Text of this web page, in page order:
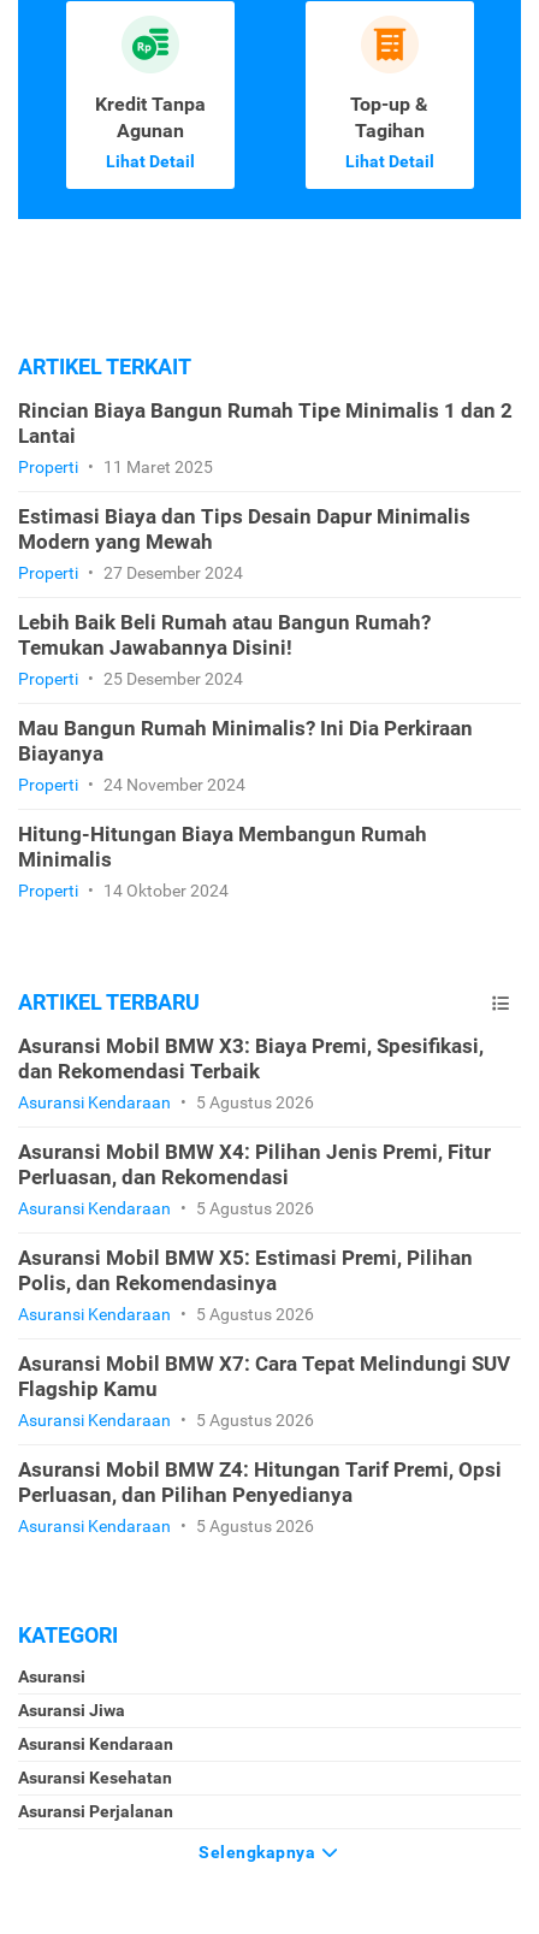
Kredit Tanpa
Agunan
Lihat Detail
Top-up &
Tagihan
Lihat Detail
ARTIKEL TERKAIT
Rincian Biaya Bangun Rumah Tipe Minimalis 1 dan 2
Lantai
Properti • 11 Maret 2025
Estimasi Biaya dan Tips Desain Dapur Minimalis
Modern yang Mewah
Properti • 27 Desember 2024
Lebih Baik Beli Rumah atau Bangun Rumah?
Temukan Jawabannya Disini!
Properti • 25 Desember 2024
Mau Bangun Rumah Minimalis? Ini Dia Perkiraan
Biayanya
Properti • 24 November 2024
Hitung-Hitungan Biaya Membangun Rumah
Minimalis
Properti • 14 Oktober 2024
ARTIKEL TERBARU
Asuransi Mobil BMW X3: Biaya Premi, Spesifikasi,
dan Rekomendasi Terbaik
Asuransi Kendaraan • 5 Agustus 2026
Asuransi Mobil BMW X4: Pilihan Jenis Premi, Fitur
Perluasan, dan Rekomendasi
Asuransi Kendaraan • 5 Agustus 2026
Asuransi Mobil BMW X5: Estimasi Premi, Pilihan
Polis, dan Rekomendasinya
Asuransi Kendaraan • 5 Agustus 2026
Asuransi Mobil BMW X7: Cara Tepat Melindungi SUV
Flagship Kamu
Asuransi Kendaraan • 5 Agustus 2026
Asuransi Mobil BMW Z4: Hitungan Tarif Premi, Opsi
Perluasan, dan Pilihan Penyedianya
Asuransi Kendaraan • 5 Agustus 2026
KATEGORI
Asuransi
Asuransi Jiwa
Asuransi Kendaraan
Asuransi Kesehatan
Asuransi Perjalanan
Selengkapnya